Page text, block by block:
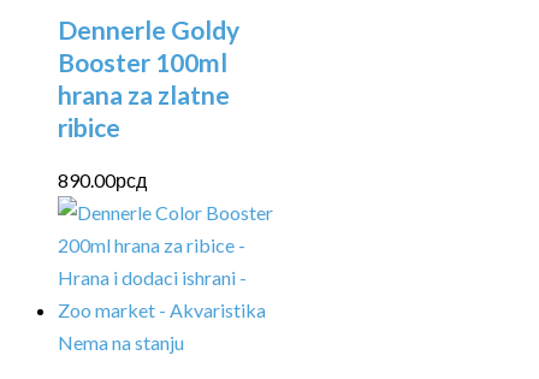
Dennerle Goldy
Booster 100ml
hrana za zlatne
ribice
890.00рсд
Nema na stanju